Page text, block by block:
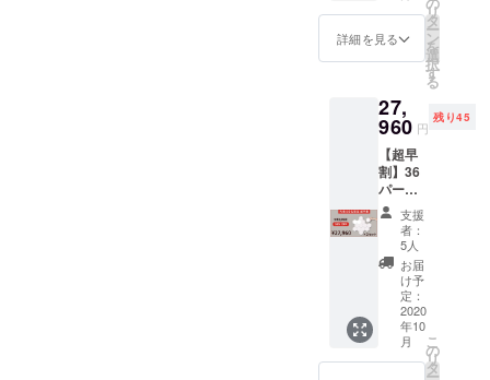
での送
料も含
まれて
製造状
況によ
り出荷
時期が
遅れる
場合が
ござい
ます。
詳細を見る
リ
タ
ー
ン
を
選
択
す
る
27,
960 円
残り45
【超早
割】36
パーセ
ントオ
フ
Links
10個
セット
×2セッ
セット
あたり
¥13,980
支援
者：
5人
お届
け予
定：
2020
年10
月
こ
の
リ
タ